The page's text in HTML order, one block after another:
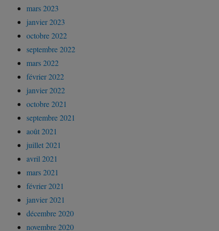
mars 2023
janvier 2023
octobre 2022
septembre 2022
mars 2022
février 2022
janvier 2022
octobre 2021
septembre 2021
août 2021
juillet 2021
avril 2021
mars 2021
février 2021
janvier 2021
décembre 2020
novembre 2020